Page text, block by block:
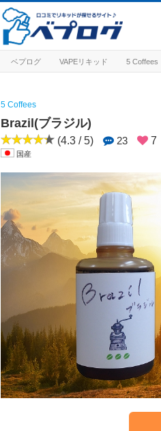
ベプログ VAPEリキッド 5 Coffees
5 Coffees
Brazil(ブラジル)
(4.3 / 5) 23 7
国産